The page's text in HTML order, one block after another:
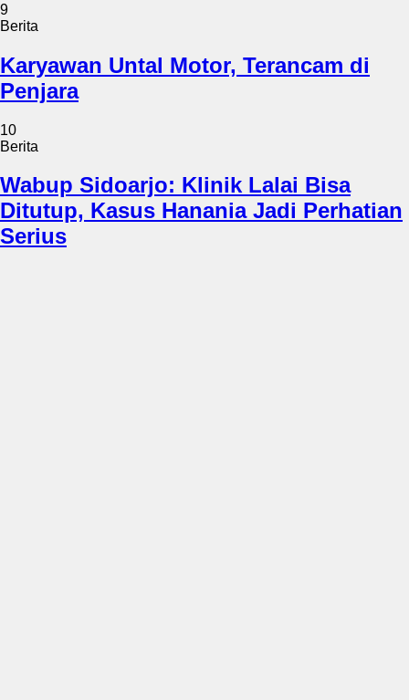
9
Berita
Karyawan Untal Motor, Terancam di
Penjara
10
Berita
Wabup Sidoarjo: Klinik Lalai Bisa
Ditutup, Kasus Hanania Jadi Perhatian
Serius